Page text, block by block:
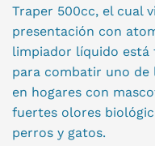
Traper 500cc, el cual
presentación con
limpiador líquido
para combatir uno de
en hogares con
fuertes olores
perros y gatos.